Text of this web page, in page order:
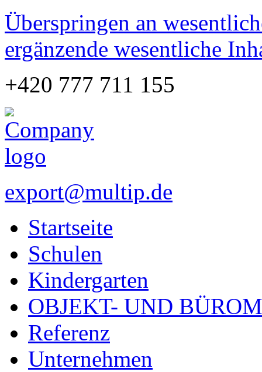
Überspringen an
ergänzende wesentliche
+420 777 711 155
export@multip.de
Startseite
Schulen
Kindergarten
OBJEKT- UND
Referenz
Unternehmen